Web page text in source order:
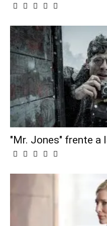
"Mr. Jones" frente a